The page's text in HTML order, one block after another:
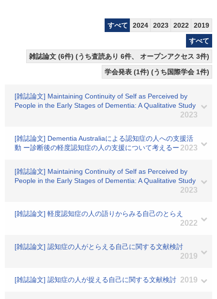
すべて 2024 2023 2022
2019
すべて
雑誌論文 (6件) (うち査読あり 6件、 オープンアクセス 3件)
学会発表 (1件) (うち国際学会 1件)
[雑誌論文] Maintaining Continuity of Self as Perceived by
People in the Early Stages of Dementia: A Qualitative Study
2023
[雑誌論文] Dementia Australiaによる認知症の人への支援活
動 ー診断後の軽度認知症の人の支援について考えるー 2023
[雑誌論文] Maintaining Continuity of Self as Perceived by
People in the Early Stages of Dementia: A Qualitative Study
2023
[雑誌論文] 軽度認知症の人の語りからみる自己のとらえ
2022
[雑誌論文] 認知症の人がとらえる自己に関する文献検討
2019
[雑誌論文] 認知症の人が捉える自己に関する文献検討 2019